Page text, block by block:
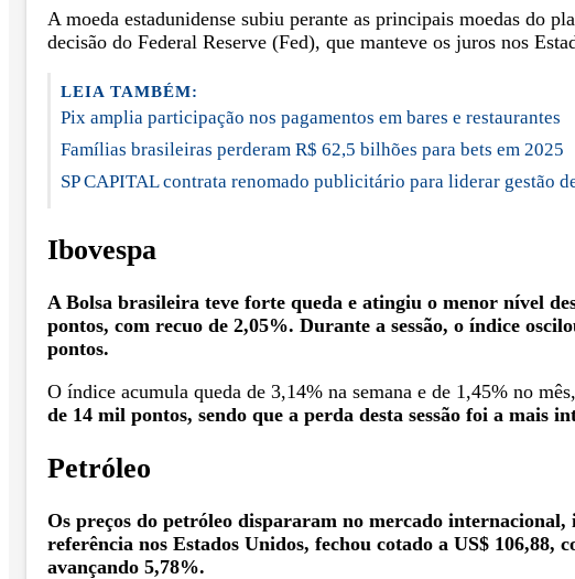
A moeda estadunidense subiu perante as principais moedas do
decisão do Federal Reserve (Fed), que manteve os juros nos
LEIA TAMBÉM:
Pix amplia participação nos pagamentos em bares e restaurantes
Famílias brasileiras perderam R$ 62,5 bilhões para bets em 2025
SP CAPITAL contrata renomado publicitário para liderar gestão
Ibovespa
A Bolsa brasileira teve forte queda e atingiu o menor nível
pontos, com recuo de 2,05%. Durante a sessão, o índice
pontos.
O índice acumula queda de 3,14% na semana e de 1,45% no
de 14 mil pontos, sendo que a perda desta sessão foi a mais
Petróleo
Os preços do petróleo dispararam no mercado
referência nos Estados Unidos, fechou cotado a US$ 106,88,
avançando 5,78%.